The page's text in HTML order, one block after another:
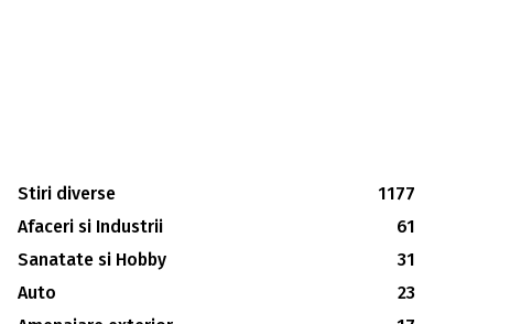
Stiri diverse
1177
Afaceri si Industrii
61
Sanatate si Hobby
31
Auto
23